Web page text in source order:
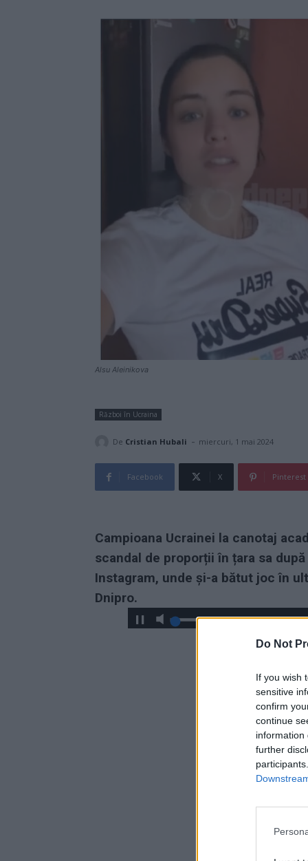
Do Not
If you wish
sensitive
confirm
continue
information
further
Alsu Aleinikova
Război în Ucraina
De Cristian Hubali - miercuri, 1 mai 2024
Facebook X Pinterest
Campioana Ucrainei la canotaj
scandal de proporții în țara sa
Instagram, unde și-a bătut joc în
Dnipro.